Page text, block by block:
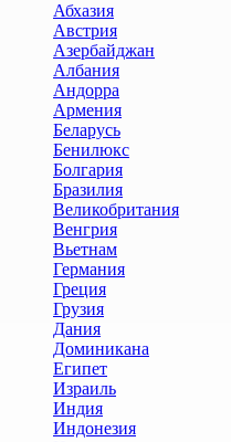
Абхазия
Австрия
Азербайджан
Албания
Андорра
Армения
Беларусь
Бенилюкс
Болгария
Бразилия
Великобритания
Венгрия
Вьетнам
Германия
Греция
Грузия
Дания
Доминикана
Египет
Израиль
Индия
Индонезия